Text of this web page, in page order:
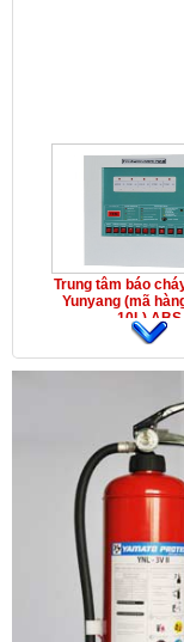
Trung tâm báo
Yunyang (mã
10L) ABS